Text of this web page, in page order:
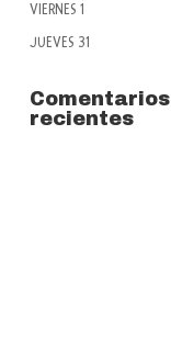
VIERNES 1
JUEVES 31
Comentarios
recientes